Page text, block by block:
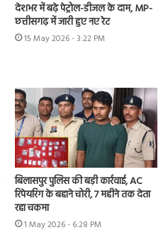
देशभर में बढ़े पेट्रोल-डीजल के दाम, MP-
छत्तीसगढ़ में जारी हुए नए रेट
15 May 2026 - 3:22 PM
बिलासपुर पुलिस की बड़ी कार्रवाई, AC
रिपेयरिंग के बहाने चोरी, 7 महीने तक देता
रहा चकमा
1 May 2026 - 6:28 PM